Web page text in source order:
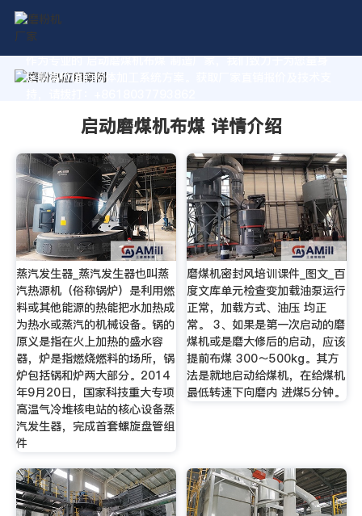
作为专业的 启动磨煤机布煤 制造厂家，我们致力于为您量身
定制高价值的粉体加工系统方案。获取厂家直销报价及技术支
启动磨煤机布煤 详情介绍
蒸汽发生器_蒸汽发生器也叫蒸
汽热源机（俗称锅炉）是利用燃
料或其他能源的热能把水加热成
为热水或蒸汽的机械设备。锅的
原义是指在火上加热的盛水容
器，炉是指燃烧燃料的场所，锅
炉包括锅和炉两大部分。2014
年9月20日，国家科技重大专项
高温气冷堆核电站的核心设备蒸
汽发生器，完成首套螺旋盘管组
件
磨煤机密封风培训课件_图文_百
度文库单元检查变加载油泵运行
正常，加载方式、油压 均正
常。 3、如果是第一次启动的磨
煤机或是磨大修后的启动，应该
提前布煤 300～500kg。其方
法是就地启动给煤机，在给煤机
最低转速下向磨内 进煤5分钟。